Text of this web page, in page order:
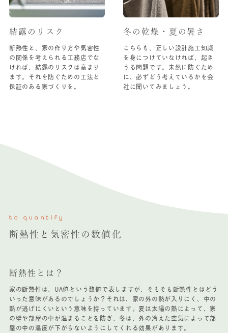
結露のリスク
断熱性と、家の作り方や気密性
の関係を考えられる工務店でな
ければ、結露のリスクは高まり
ます。それを防ぐための工法と
保証のある家づくりを。
冬の乾燥・夏の暑さ
こちらも、正しい設計施工知識
を身につけていなければ、起き
うる問題です。未然に防ぐため
に、必ずどう考えているかを会
社に聞いてみましょう。
to quantify
断熱性と気密性の数値化
断熱性とは？
家の断熱性は、UA値という数値で表しますが、そもそも断熱性とはどう
いった意味があるのでしょうか？それは、家の外の熱が入りにく、中の
熱が逃げにくいという意味を持っています。夏は太陽の熱によって、家
の壁や部屋の中が温まることを防ぎ、冬は、外の冷えた空気によって部
屋の中の温度が下がらないようにしてくれる効果があります。